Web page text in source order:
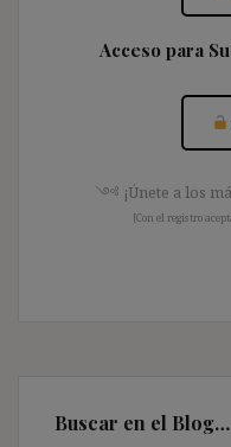
Acceso para
༺ ¡Únete a los
[Con el registro
Buscar en el Blog…